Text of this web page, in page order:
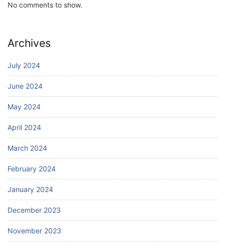
No comments to show.
Archives
July 2024
June 2024
May 2024
April 2024
March 2024
February 2024
January 2024
December 2023
November 2023